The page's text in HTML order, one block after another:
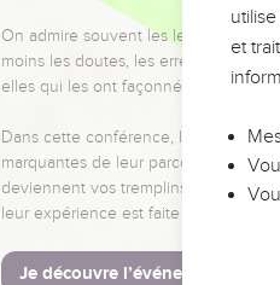
On admire souvent les leaders pour
moins les doutes, les erreurs et les
elles qui les ont façonnés.
Dans cette conférence, leaders,
marquantes de leur parcours et les
deviennent vos tremplins. Que vous
leur expérience est faite pour vous.
Je découvre l’événement
et